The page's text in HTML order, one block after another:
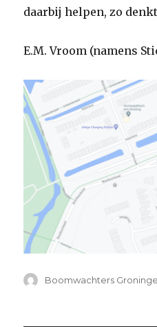
daarbij helpen, zo
E.M. Vroom (namens
Author
Boomwachters